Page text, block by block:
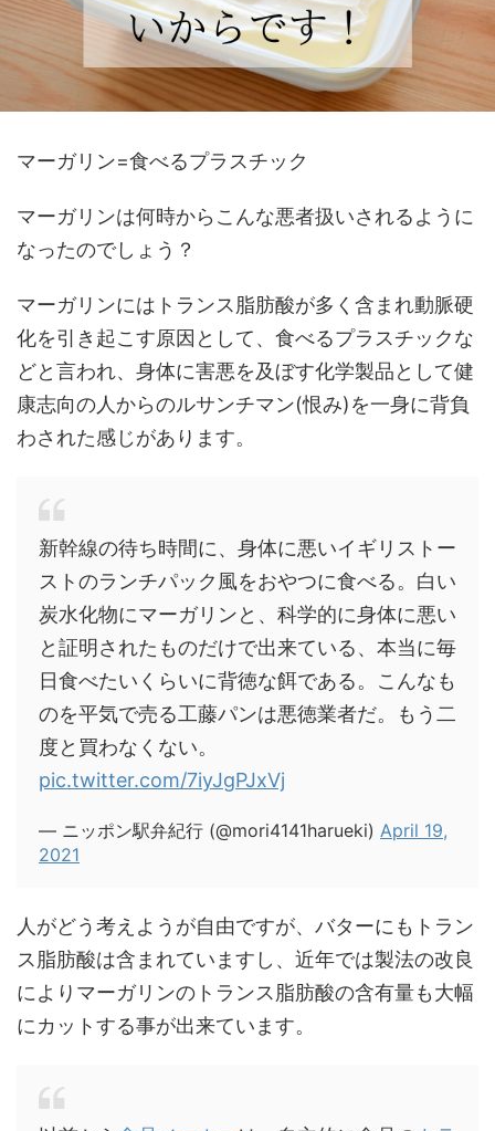
マーガリン=食べるプラスチック
マーガリンは何時からこんな悪者扱いされるように
なったのでしょう？
マーガリンにはトランス脂肪酸が多く含まれ動脈硬
化を引き起こす原因として、 食べるプラスチックな
どと言われ、身体に害悪を及ぼす化学製品として健
康志向の人からのルサンチマン(恨み)を一身に背負
わされた感じがあります。
新幹線の待ち時間に、身体に悪いイギリストー
ストのランチパック風をおやつに食べる。白い
炭水化物にマーガリンと、科学的に身体に悪い
と証明されたものだけで出来ている、本当に毎
日食べたいくらいに背徳な餌である。こんなも
のを平気で売る工藤パンは悪徳業者だ。もう二
度と買わなくない。
pic.twitter.com/7iyJgPJxVj
— ニッポン駅弁紀行 (@mori4141harueki) April 19,
2021
人がどう考えようが自由ですが、バターにもトラン
ス脂肪酸は含まれていますし、近年では製法の改良
によりマーガリンのトランス脂肪酸の含有量も大幅
にカットする事が出来ています。